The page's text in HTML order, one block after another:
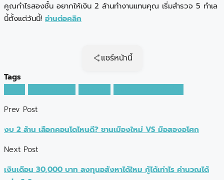
คูณกำไรสองชั้น อยากให้เงิน 2 ล้านทำงานแทนคุณ เริ่มสำรวจ 5 ทำเล
นี้ตั้งแต่วันนี้! อ่านต่อคลิก
แชร์หน้านี้
Tags
Prev Post
งบ 2 ล้าน เลือกคอนโดไหนดี? ชานเมืองใหม่ VS มือสองอโศก
Next Post
เงินเดือน 30,000 บาท ลงทุนอสังหาได้ใหม กู้ได้เท่าไร คำนวณได้